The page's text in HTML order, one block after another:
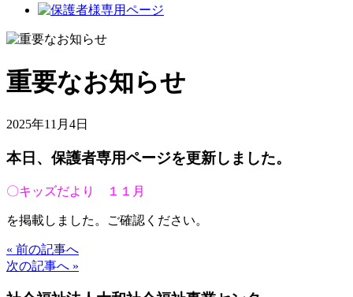
重要なお知らせ
2025年11月4日
本日、保護者専用ページを更新しました。
〇キッズだより １１月
を掲載しました。ご確認ください。
« 前の記事へ
次の記事へ »